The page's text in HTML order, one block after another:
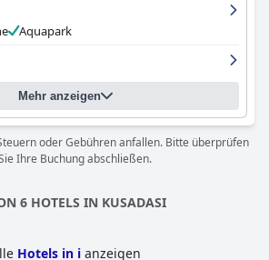
Aquapark
Mehr anzeigen
oder Gebühren anfallen. Bitte überprüfen
Ihre Buchung abschließen.
6 HOTELS IN KUSADASI
Hotels in ianzeigen